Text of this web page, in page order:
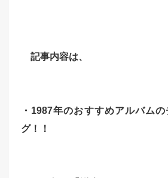
記事内容は、
・1987年のおすすめアルバム
グ！！